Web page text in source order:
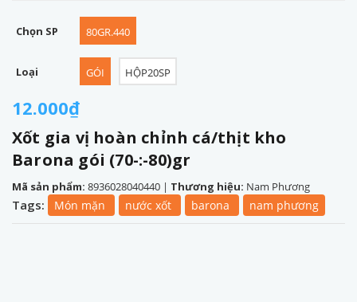
12.000₫
Xốt gia vị hoàn chỉnh cá/thịt kho
Barona gói (70-:-80)gr
Mã sản phẩm: 8936028040440 | Thương hiệu: Nam Phương
Chọn SP 80GR.440
Loại GÓI HỘP20SP
Tags: Món mặn nước xốt barona nam phương